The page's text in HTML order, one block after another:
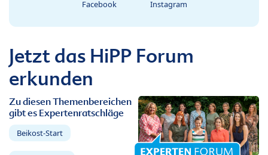
Facebook Instagram
Jetzt das HiPP Forum
erkunden
Zu diesen Themenbereichen
gibt es Expertenratschläge
Beikost-Start